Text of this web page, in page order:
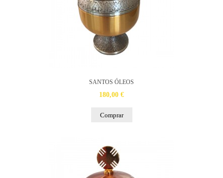
SANTOS ÓLEOS
180,00 €
Comprar